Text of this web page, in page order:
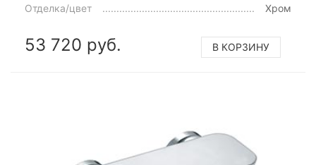
Отделка/цвет
Хром
53 720 руб. В КОРЗИНУ